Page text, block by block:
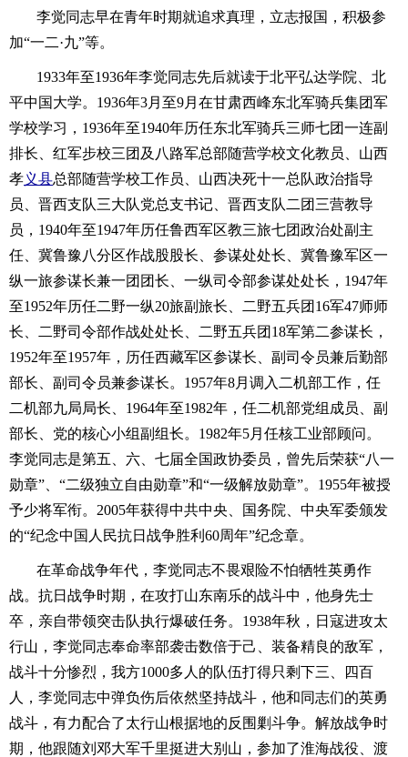
李觉同志早在青年时期就追求真理，立志报国，积极参
加“一二·九”等。
1933年至1936年李觉同志先后就读于北平弘达学院、北
平中国大学。1936年3月至9月在甘肃西峰东北军骑兵集团军
学校学习，1936年至1940年历任东北军骑兵三师七团一连副
排长、红军步校三团及八路军总部随营学校文化教员、山西
孝义县总部随营学校工作员、山西决死十一总队政治指导
员、晋西支队三大队党总支书记、晋西支队二团三营教导
员，1940年至1947年历任鲁西军区教三旅七团政治处副主
任、冀鲁豫八分区作战股股长、参谋处处长、冀鲁豫军区一
纵一旅参谋长兼一团团长、一纵司令部参谋处处长，1947年
至1952年历任二野一纵20旅副旅长、二野五兵团16军47师师
长、二野司令部作战处处长、二野五兵团18军第二参谋长，
1952年至1957年，历任西藏军区参谋长、副司令员兼后勤部
部长、副司令员兼参谋长。1957年8月调入二机部工作，任
二机部九局局长、1964年至1982年，任二机部党组成员、副
部长、党的核心小组副组长。1982年5月任核工业部顾问。
李觉同志是第五、六、七届全国政协委员，曾先后荣获“八一
勋章”、“二级独立自由勋章”和“一级解放勋章”。1955年被授
予少将军衔。2005年获得中共中央、国务院、中央军委颁发
的“纪念中国人民抗日战争胜利60周年”纪念章。
在革命战争年代，李觉同志不畏艰险不怕牺牲英勇作
战。抗日战争时期，在攻打山东南乐的战斗中，他身先士
卒，亲自带领突击队执行爆破任务。1938年秋，日寇进攻太
行山，李觉同志奉命率部袭击数倍于己、装备精良的敌军，
战斗十分惨烈，我方1000多人的队伍打得只剩下三、四百
人，李觉同志中弹负伤后依然坚持战斗，他和同志们的英勇
战斗，有力配合了太行山根据地的反围剿斗争。解放战争时
期，他跟随刘邓大军千里挺进大别山，参加了淮海战役、渡